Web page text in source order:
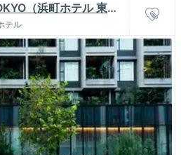
（浜町ホテル 東
テル